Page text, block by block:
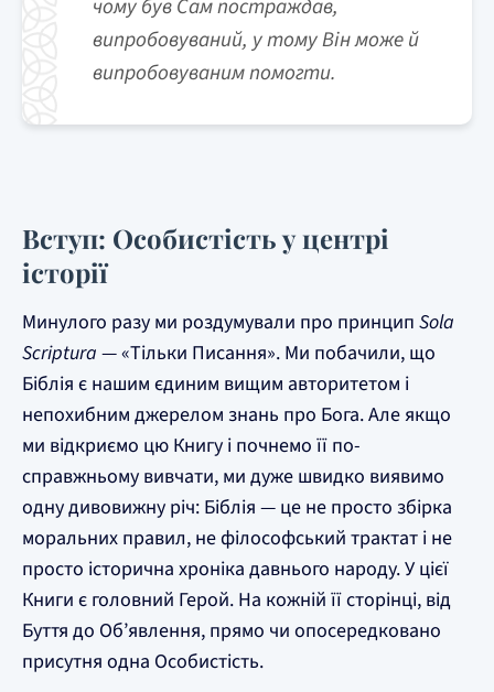
чому був Сам постраждав,
випробовуваний, у тому Він може й
випробовуваним помогти.
Вступ: Особистість у центрі
історії
Минулого разу ми роздумували про принцип Sola
Scriptura — «Тільки Писання». Ми побачили, що
Біблія є нашим єдиним вищим авторитетом і
непохибним джерелом знань про Бога. Але якщо
ми відкриємо цю Книгу і почнемо її по-
справжньому вивчати, ми дуже швидко виявимо
одну дивовижну річ: Біблія — це не просто збірка
моральних правил, не філософський трактат і не
просто історична хроніка давнього народу. У цієї
Книги є головний Герой. На кожній її сторінці, від
Буття до Об’явлення, прямо чи опосередковано
присутня одна Особистість.